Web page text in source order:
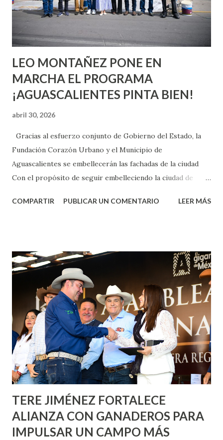
experimentarlo, pero como cualquier persona con
experiencia te dirá, siempre es mejor cuando ambas partes
son suficientemen...
LEO MONTAÑEZ PONE EN
MARCHA EL PROGRAMA
¡AGUASCALIENTES PINTA BIEN!
abril 30, 2026
Gracias al esfuerzo conjunto de Gobierno del Estado, la
Fundación Corazón Urbano y el Municipio de
Aguascalientes se embellecerán las fachadas de la ciudad
Con el propósito de seguir embelleciendo la ciudad de
municipal, Leo Montañez dio inicio al programa
Corazón Urbano y el Municipio capital. Leo Montañez
informó que en este programa se usarán cerca de 90 mil
metros cuadrados de pintura, para dar inicio en la calle
Nieto, entre Jesús F. Elizondo y la calle 22 de Octubre, con
lo que se aplicará pintura en 66 casas. Posteriormente se
llevará este programa a Villas de Nuestra Señora de la
Asunción, Avenida Alameda y Decreto 27 de Septiembre, en
los edificios FOVISSSTE Ojo de Agua, en la comunidad
Norias de Paso Hondo y en los edificios de...
COMPARTIR PUBLICAR UN COMENTARIO LEER MÁS
TERE JIMÉNEZ FORTALECE
ALIANZA CON GANADEROS PARA
IMPULSAR UN CAMPO MÁS